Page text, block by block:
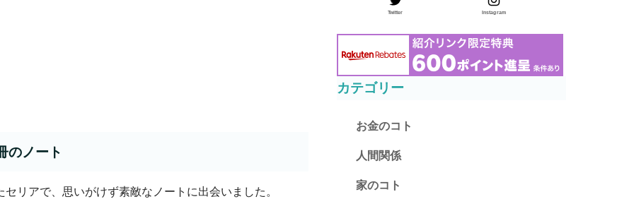
のノート
リアで、思いがけず素敵なノートに出会いました。
Twitter Instagram
カテゴリー
お金のコト
人間関係
家のコト